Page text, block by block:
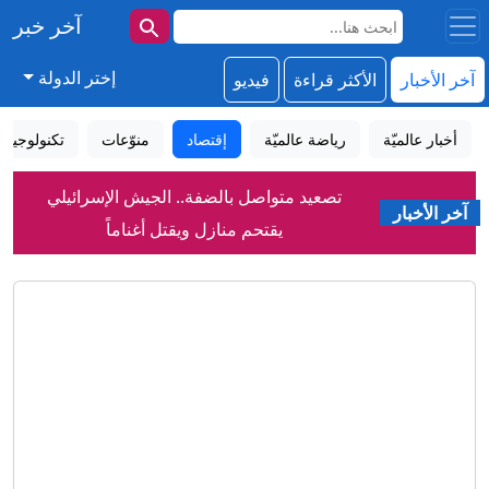
آخر خبر
آخر الأخبار الأكثر قراءة فيديو إختر الدولة
أخبار عالميّة رياضة عالميّة إقتصاد منوّعات تكنولوجيا
آخر الأخبار
تصعيد متواصل بالضفة.. الجيش الإسرائيلي
يقتحم منازل ويقتل أغناماً
بسبب صلاح.. طرابزون يعلن تسجيل رقم